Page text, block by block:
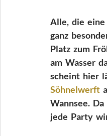
Alle,  die
ganz
Platz  zum
am  Wasser
scheint  hier
Söhnelwerft
Wannsee.
jede  Party